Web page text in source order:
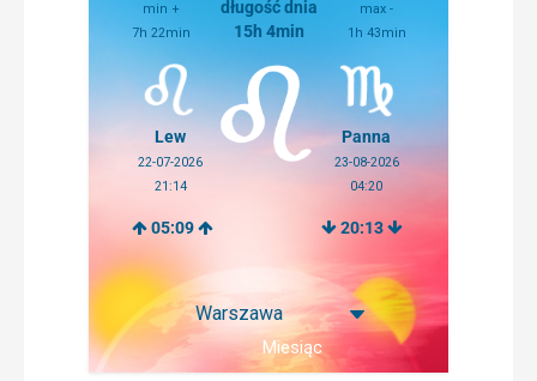
min +
7h 22min
długość dnia
15h 4min
max -
1h 43min
Lew
22-07-2026
21:14
Panna
23-08-2026
04:20
05:09 20:13
Miesiąc